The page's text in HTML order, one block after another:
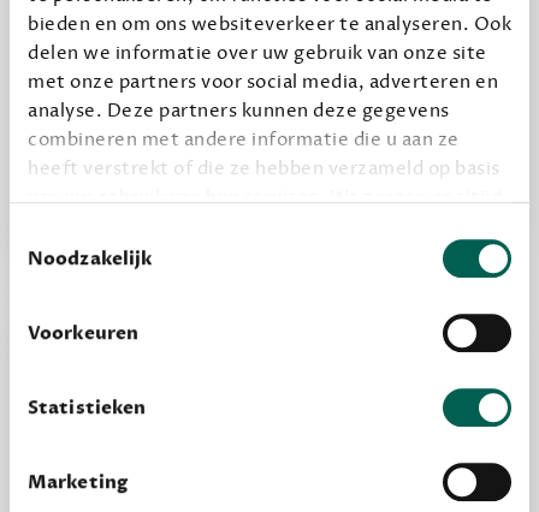
bieden en om ons websiteverkeer te analyseren. Ook
delen we informatie over uw gebruik van onze site
met onze partners voor social media, adverteren en
analyse. Deze partners kunnen deze gegevens
combineren met andere informatie die u aan ze
heeft verstrekt of die ze hebben verzameld op basis
grondslag gebeurt, en er niet onnodig data van je
wordt verwerkt. Gevoelige persoonsgegevens delen
Noodzakelijk
Voorkeuren
Statistieken
Marketing
Alles van Dewey Free
Word een bovengemiddelde lezer met 6 boeken
per jaar
Vooraf een tipje van de sluier, zodat je kunt